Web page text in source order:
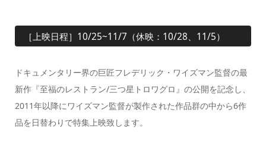
［上映日程］10/25~11/7（休映：10/28、11/5）
ドキュメンタリー界の巨匠フレデリック・ワイズマン監督の最
新作『至福のレストラン/三つ星トロワグロ』の公開を記念し、
2011年以降にワイズマン監督が製作された作品群の中から6作
品を日替わりで特集上映致します。